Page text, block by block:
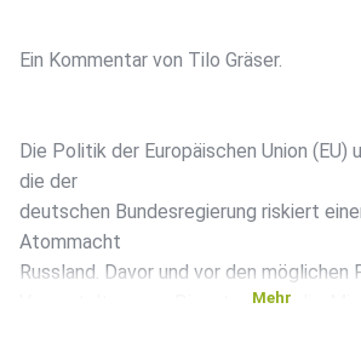
Ein Kommentar von Tilo Gräser.
Die Politik der Europäischen Union (EU)
die der
deutschen Bundesregierung riskiert
Atommacht
Russland. Davor und vor den möglichen
Veranstaltung am Dienstag in Berlin.
Mehr